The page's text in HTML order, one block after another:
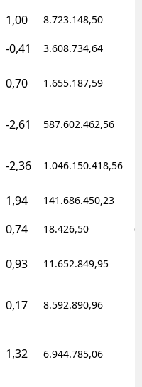
1,00 8.723.148,50
-0,41 3.608.734,64
0,70 1.655.187,59
-2,61 587.602.462,56
-2,36 1.046.150.418,56
1,94 141.686.450,23
0,74 18.426,50
0,93 11.652.849,95
0,17 8.592.890,96
1,32 6.944.785,06